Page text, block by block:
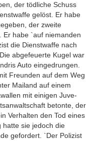
der tödliche Schuss
gelöst. Er habe
der zweite
Er habe `auf niemanden
die Dienstwaffe nach
abgefeuerte Kugel war
Auto eingedrungen.
Freunden auf dem Weg
Mailand auf einem
mit einigen Juve-
betonte, der
Verhalten den Tod eines
hatte sie jedoch die
gefordert. `Der Polizist